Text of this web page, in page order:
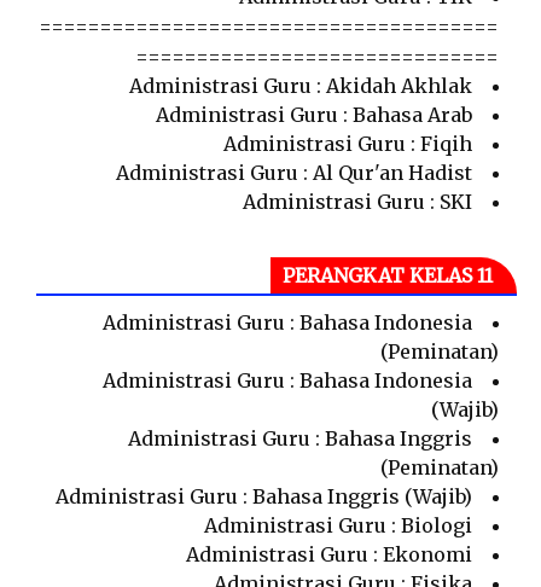
======================================
==============================
Administrasi Guru : Akidah Akhlak
Administrasi Guru : Bahasa Arab
Administrasi Guru : Fiqih
Administrasi Guru : Al Qur'an Hadist
Administrasi Guru : SKI
PERANGKAT KELAS 11
Administrasi Guru : Bahasa Indonesia
(Peminatan)
Administrasi Guru : Bahasa Indonesia
(Wajib)
Administrasi Guru : Bahasa Inggris
(Peminatan)
Administrasi Guru : Bahasa Inggris (Wajib)
Administrasi Guru : Biologi
Administrasi Guru : Ekonomi